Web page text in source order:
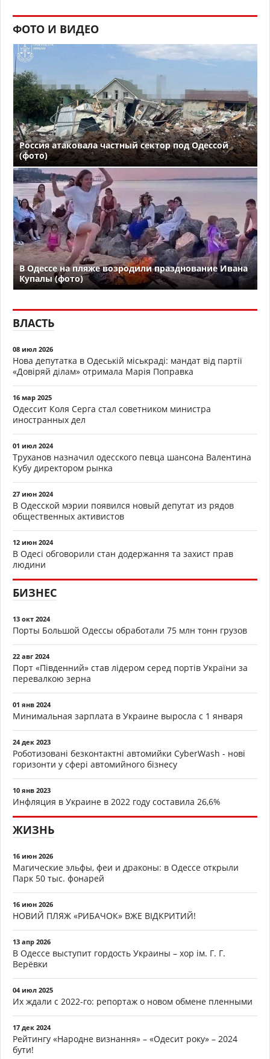
ФОТО И ВИДЕО
Россия атаковала частный сектор под Одессой
(фото)
В Одессе на пляже возродили празднование Ивана
Купалы (фото)
ВЛАСТЬ
08 июл 2026
Нова депутатка в Одеській міськраді: мандат від партії
«Довіряй ділам» отримала Марія Поправка
16 мар 2025
Одессит Коля Серга стал советником министра
иностранных дел
01 июл 2024
Труханов назначил одесского певца шансона Валентина
Кубу директором рынка
27 июн 2024
В Одесской мэрии появился новый депутат из рядов
общественных активистов
12 июн 2024
В Одесі обговорили стан додержання та захист прав
людини
БИЗНЕС
13 окт 2024
Порты Большой Одессы обработали 75 млн тонн грузов
22 авг 2024
Порт «Південний» став лідером серед портів України за
перевалкою зерна
01 янв 2024
Минимальная зарплата в Украине выросла с 1 января
24 дек 2023
Роботизовані безконтактні автомийки CyberWash - нові
горизонти у сфері автомийного бізнесу
10 янв 2023
Инфляция в Украине в 2022 году составила 26,6%
ЖИЗНЬ
16 июн 2026
Магические эльфы, феи и драконы: в Одессе открыли
Парк 50 тыс. фонарей
16 июн 2026
НОВИЙ ПЛЯЖ «РИБАЧОК» ВЖЕ ВІДКРИТИЙ!
13 апр 2026
В Одессе выступит гордость Украины – хор ім. Г. Г.
Верёвки
04 июл 2025
Их ждали с 2022-го: репортаж о новом обмене пленными
17 дек 2024
Рейтингу «Народне визнання» – «Одесит року» – 2024
бути!